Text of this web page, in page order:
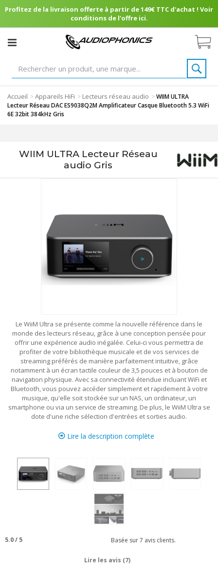
Profitez de la livraison offerte à partir de 149€ TTC d'achat ! Voir
conditions de l'offre ici.
Accueil >Appareils HiFi > Lecteurs réseau audio >WIIM ULTRA
Lecteur Réseau DAC ES9038Q2M Amplificateur Casque Bluetooth 5.3 WiFi
6E 32bit 384kHz Gris
WIIM ULTRA Lecteur Réseau
audio Gris
Le WiiM Ultra se présente comme la nouvelle référence dans le
monde des lecteurs réseau, grâce à une conception pensée pour
offrir une expérience audio inégalée. Celui-ci vous permettra de
profiter de votre bibliothèque musicale et de vos services de
streaming préférés de manière parfaitement intuitive, grâce
notamment à un écran tactile couleur de 3,5 pouces et à bouton de
navigation physique. Avec sa connectivité étendue incluant WiFi et
Bluetooth, vous pouvez accéder simplement et rapidement à votre
musique, qu'elle soit stockée sur un NAS, un ordinateur, un
smartphone ou via un service de streaming. De plus, le WiiM Ultra se
dote d'une riche sélection d'entrées et sorties audio.
Lire la description complète
5.0/ 5 Basée sur7 avis clients.
Lire les avis (7)